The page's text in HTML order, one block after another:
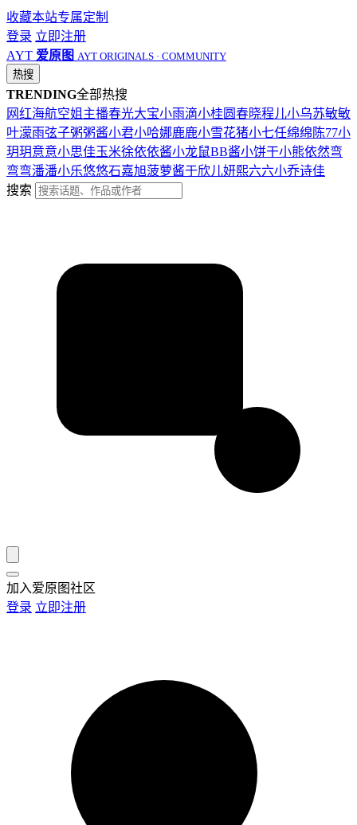
收藏本站专属定制
登录 立即注册
AYT 爱原图 AYT ORIGINALS · COMMUNITY
热搜
TRENDING全部热搜
网红海航空姐 主播春光大宝小雨滴小桂圆春晓程儿小乌苏敏敏
叶濛雨弦子粥粥酱小君小哈娜鹿鹿小雪花猪小七任绵绵 陈77小
玥玥意意小思佳玉米徐依依酱小龙鼠BB酱小饼干小熊依然弯
弯弯潘潘小乐悠悠石嘉旭菠萝酱于欣儿妍熙六六小乔诗佳
搜索
加入爱原图社区
登录 立即注册